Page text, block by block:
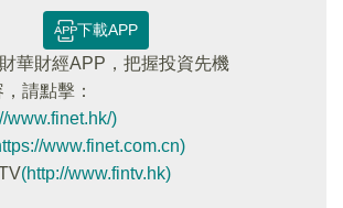
下載APP
華財經APP，把握投資先機
請點擊：
www.finet.hk/)
www.finet.com.cn)
(http://www.fintv.hk)